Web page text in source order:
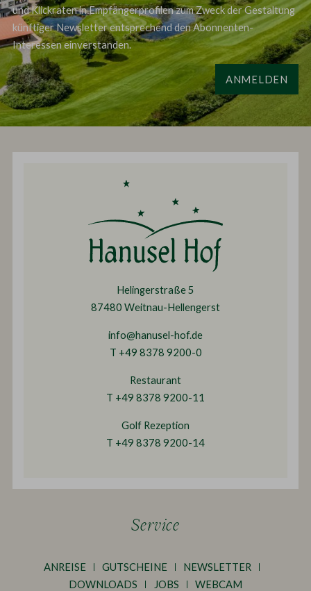
und Klickraten in Empfängerprofilen zum Zweck der Gestaltung
künftiger Newsletter entsprechend den Abonnenten-
Interessen einverstanden.
ANMELDEN
Helingerstraße 5
87480 Weitnau-Hellengerst
info@hanusel-hof.de
T +49 8378 9200-0
Restaurant
T +49 8378 9200-11
Golf Rezeption
T +49 8378 9200-14
Service
ANREISE GUTSCHEINE
NEWSLETTER
DOWNLOADS
JOBS WEBCAM